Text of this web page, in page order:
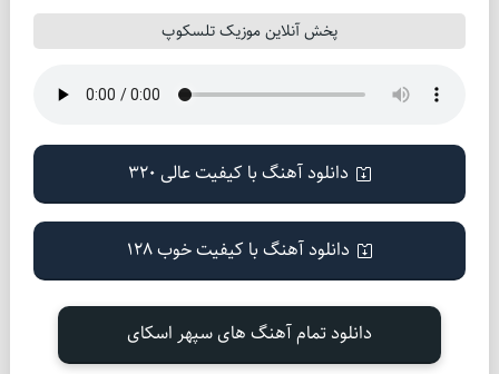
پخش آنلاین موزیک تلسکوپ
دانلود آهنگ با کیفیت عالی 320
دانلود آهنگ با کیفیت خوب 128
دانلود تمام آهنگ های سپهر اسکای